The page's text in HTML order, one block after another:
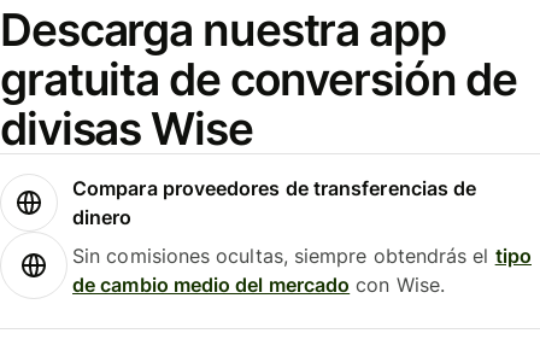
Descarga nuestra app
gratuita de conversión de
divisas Wise
Compara proveedores de transferencias de
dinero
Sin comisiones ocultas, siempre obtendrás el tipo
de cambio medio del mercado con Wise.